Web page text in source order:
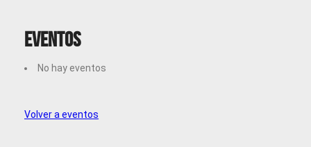
Eventos
No hay eventos
Volver a eventos